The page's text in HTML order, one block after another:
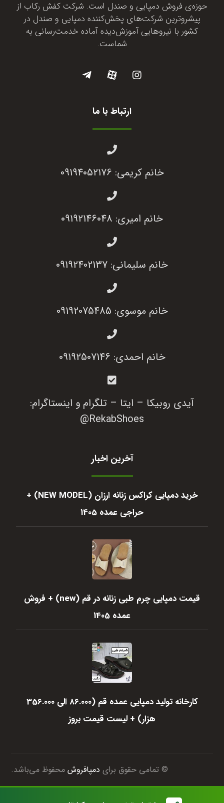
حوزه‌ی فروش دمپایی و صندل است. شرکت کفش رکاب از
پیشروترین شرکت‌های پخش‌کننده دمپایی و صندل در
کشور با نیروهایی آموزش‌دیده آماده خدمت‌رسانی به
شماست.
ارتباط با ما
خانم کریمی: 09194052176
خانم امیری: 09192146048
خانم سلیمانی: 09192402137
خانم موسوی: 09192075485
خانم احمدی: 09192507146
آیدی روبیکا – ایتا – تلگرام و اینستاگرام:
RekabShoes@
آخرین اخبار
خرید دمپایی کراکس زنانه ارزان (NEW MODEL) +
حراجی عمده 1405
قیمت دمپایی چرم طبی زنانه در قم (new) + فروش
عمده 1405
کارخانه تولید دمپایی عمده قم (86.000 الی 356.000
هزار) + لیست قیمت بروز
© تمامی حقوق برای دمپافروشمحفوظ می‌باشد.